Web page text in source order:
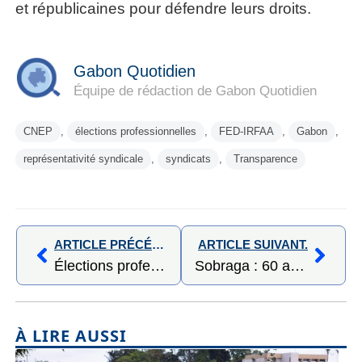
et républicaines pour défendre leurs droits.
Gabon Quotidien
Équipe de rédaction de Gabon Quotidien
CNEP élections professionnelles ‎FED-IRFAA Gabon
représentativité syndicale syndicats Transparence
ARTICLE PRÉCÉDENT,
Élections professionnelles 2026 : la FED-IRFAA conteste les résultats provisoires et saisit la CNEP
ARTICLE SUIVANT.
Sobraga : 60 ans d’industrie au service du développement du Gabon
À LIRE AUSSI